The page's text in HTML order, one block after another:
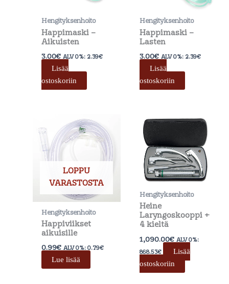
Hengityksenhoito
Happimaski –
Aikuisten
3.00€ ALV 0%: 2.39€
Lisää
ostoskoriin
Hengityksenhoito
Happimaski –
Lasten
3.00€ ALV 0%: 2.39€
Lisää
ostoskoriin
LOPPU
VARASTOSTA
Hengityksenhoito
Happiviikset
aikuisille
0.99€ ALV 0%:0.79€
Lue lisää
Hengityksenhoito
Heine
Laryngoskooppi +
4 kieltä
1,090.00€ ALV 0%:
868.53€
Lisää
ostoskoriin